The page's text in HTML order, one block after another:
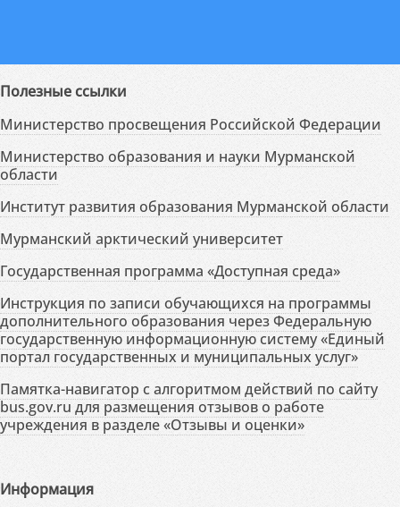
Полезные ссылки
Министерство просвещения Российской Федерации
Министерство образования и науки Мурманской
области
Институт развития образования Мурманской области
Мурманский арктический университет
Государственная программа «Доступная среда»
Инструкция по записи обучающихся на программы
дополнительного образования через Федеральную
государственную информационную систему «Единый
портал государственных и муниципальных услуг»
Памятка-навигатор с алгоритмом действий по сайту
bus.gov.ru для размещения отзывов о работе
учреждения в разделе «Отзывы и оценки»
Информация